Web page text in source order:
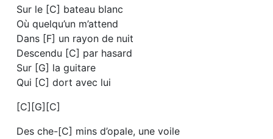
Sur le [C] bateau blanc
Où quelqu’un m’attend
Dans [F] un rayon de nuit
Descendu [C] par hasard
Sur [G] la guitare
Qui [C] dort avec lui
[C][G][C]
Des che-[C] mins d’opale, une voile